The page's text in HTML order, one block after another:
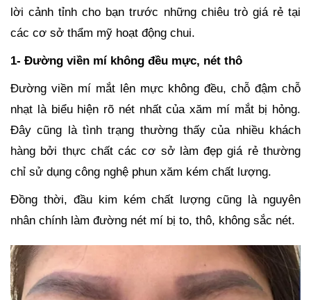
lời cảnh tỉnh cho bạn trước những chiêu trò giá rẻ tại
các cơ sở thẩm mỹ hoạt động chui.
1- Đường viền mí không đều mực, nét thô
Đường viền mí mắt lên mực không đều, chỗ đậm chỗ
nhạt là biểu hiện rõ nét nhất của xăm mí mắt bị hỏng.
Đây cũng là tình trạng thường thấy của nhiều khách
hàng bởi thực chất các cơ sở làm đẹp giá rẻ thường
chỉ sử dụng công nghệ phun xăm kém chất lượng.
Đồng thời, đầu kim kém chất lượng cũng là nguyên
nhân chính làm đường nét mí bị to, thô, không sắc nét.